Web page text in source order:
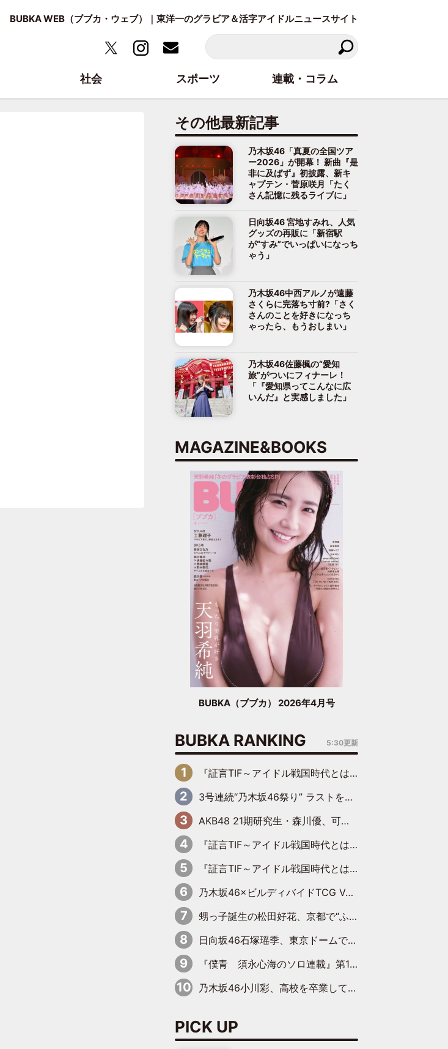
BUBKA WEB（ブブカ・ウェブ）｜東洋一のグラビア＆活字アイドルニュースサイト
その他最新記事
乃木坂46「真夏の全国ツア
ー2026」が開幕！ 新曲『是
非に及ばず』初披露、新キ
ャプテン・菅原咲月「たく
さん記憶に残るライブに」
日向坂46 宮地すみれ、人気
グッズの再販に「新宿駅
が“すみ”でいっぱいになっち
ゃう」
乃木坂46中西アルノが遠藤
さくらに完落ち寸前?「さく
さんのことを好きになっち
ゃったら、もうおしまい」
乃木坂46佐藤楓の“愛知
旅”がついにフィナーレ！
「『愛知県ってこんなに広
いんだ』と実感しました」
MAGAZINE&BOOKS
BUBKA（ブブカ） 2026年4月号
BUBKA RANKING 5:30更新
『証言TIF～アイドル戦国時代とはなんだったのか～』第6回：でんぱ組.inc・古川未鈴×相沢梨紗「『ハロプロやりたかったな』って言ったら、夢眠ねむさんに『てめえはでんぱ組．incなんだよ！』って肩パンされて(笑)」
3号連続“乃木坂46祭り” ラストを飾るのは賀喜遥香…5年ぶりの登場に「5年分大人になった私を見ていただけたら」
AKB48 21期研究生・森川優、可愛さもある大人の女性に
『証言TIF～アイドル戦国時代とはなんだったのか～』第11回：私立恵比寿中学・真山りか×安本彩花「TIFで10年ぶりのキョンシーメイクをしたら、場を完全に引かせてしまって。時代が変わったんだなって」
『証言TIF～アイドル戦国時代とはなんだったのか～』第10回：さくら学院・武藤彩未×飯田らうら「正直、中3で辞めるというのを信じてなくて。そう言われてはいたけど、嘘でしょって」
乃木坂46×ビルディバイドTCG Vol.2公開 賀喜遥香＆田村真佑が『京まふ』ステージに登壇
甥っ子誕生の松田好花、京都で“ふたつの家族”をはしご！ “母”黒谷友香に見送られ、“父”松岡昌宏とはハシゴ酒
日向坂46石塚瑶季、東京ドームで“観戦バレ”！ ナイツ・塙も認めた「巨人に詳しすぎるアイドル」は元VENUSスクール生で杉内コーチ推し⁉
『僕青 須永心海のソロ連載』第18回：「バーゲンセールハンターみうな inしまむら」編
乃木坂46小川彩、高校を卒業して初めてのグラビア「大人になった感じがしました(笑)」
PICK UP
社会 スポーツ 連載・コラム